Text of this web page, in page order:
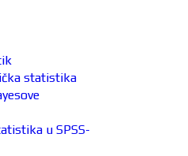
statistika
u SPSS-